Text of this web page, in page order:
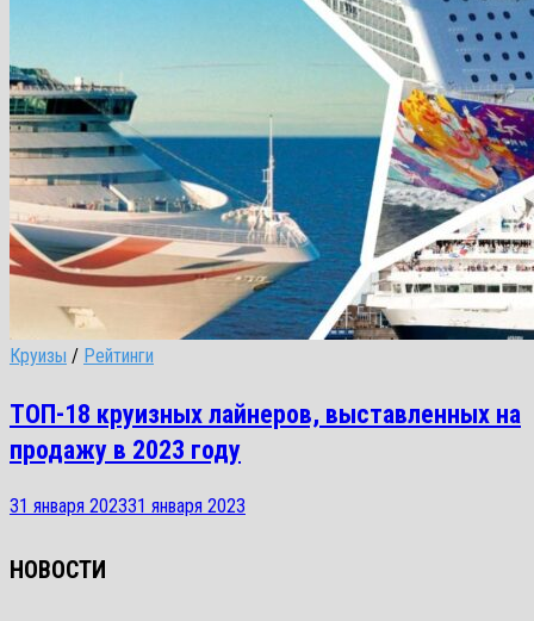
Круизы / Рейтинги
ТОП-18 круизных лайнеров, выставленных на
продажу в 2023 году
31 января 202331 января 2023
НОВОСТИ